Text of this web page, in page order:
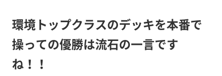
環境トップクラスのデッキを本番で
操っての優勝は流石の一言です
ね！！